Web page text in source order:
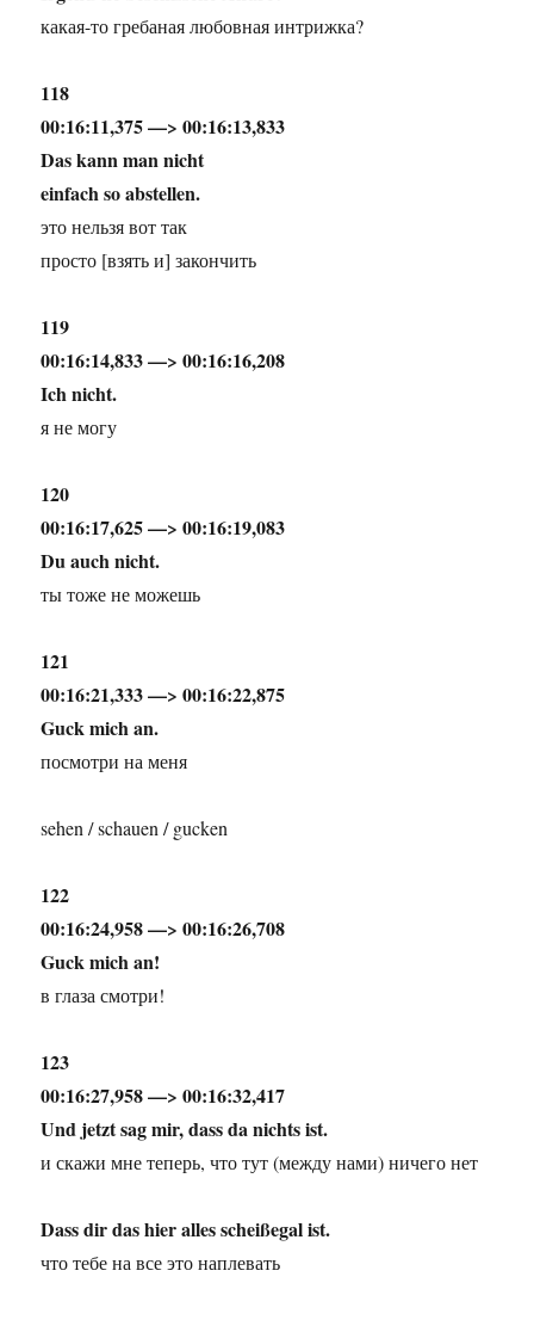
какая-то гребаная любовная интрижка?
118
00:16:11,375 —> 00:16:13,833
Das kann man nicht
einfach so abstellen.
это нельзя вот так
просто [взять и] закончить
119
00:16:14,833 —> 00:16:16,208
Ich nicht.
я не могу
120
00:16:17,625 —> 00:16:19,083
Du auch nicht.
ты тоже не можешь
121
00:16:21,333 —> 00:16:22,875
Guck mich an.
посмотри на меня
sehen / schauen / gucken
122
00:16:24,958 —> 00:16:26,708
Guck mich an!
в глаза смотри!
123
00:16:27,958 —> 00:16:32,417
Und jetzt sag mir, dass da nichts ist.
и скажи мне теперь, что тут (между нами) ничего нет
Dass dir das hier alles scheißegal ist.
что тебе на все это наплевать